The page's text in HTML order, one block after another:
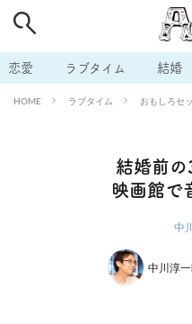
恋愛 ラブタイム 結婚
HOME ラブタイム おもしろセ
結婚前
映画館で
中
中川淳
# 男の
# 出会う方法 # マッチ